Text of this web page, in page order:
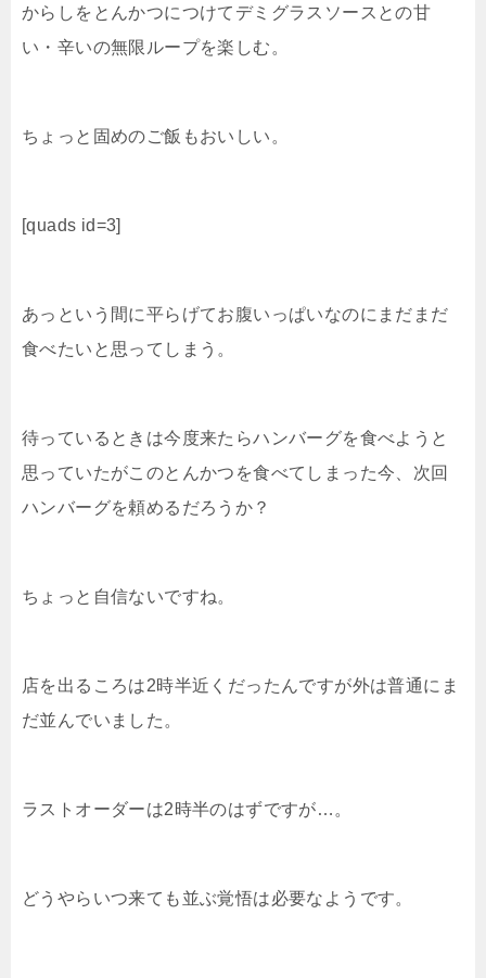
からしをとんかつにつけてデミグラスソースとの甘
い・辛いの無限ループを楽しむ。
ちょっと固めのご飯もおいしい。
[quads id=3]
あっという間に平らげてお腹いっぱいなのにまだまだ
食べたいと思ってしまう。
待っているときは今度来たらハンバーグを食べようと
思っていたがこのとんかつを食べてしまった今、次回
ハンバーグを頼めるだろうか？
ちょっと自信ないですね。
店を出るころは2時半近くだったんですが外は普通にま
だ並んでいました。
ラストオーダーは2時半のはずですが…。
どうやらいつ来ても並ぶ覚悟は必要なようです。